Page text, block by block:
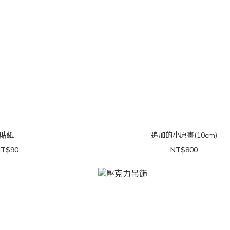
貼紙
追加的小原畫(10cm)
NT$800